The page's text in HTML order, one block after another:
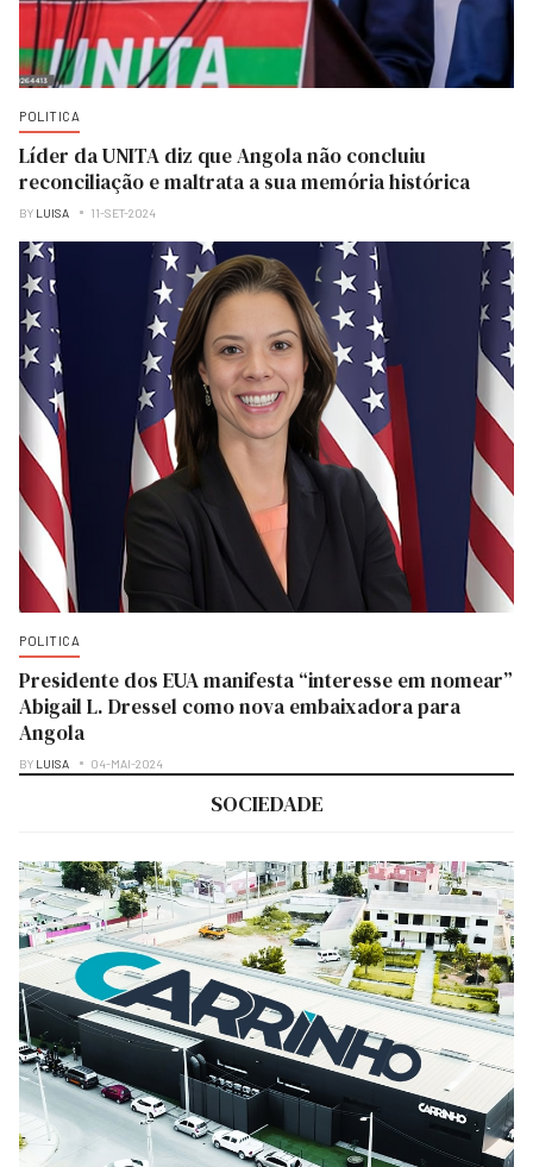
POLITICA
Líder da UNITA diz que Angola não concluiu
reconciliação e maltrata a sua memória histórica
BY LUISA 11-SET-2024
POLITICA
Presidente dos EUA manifesta “interesse em nomear”
Abigail L. Dressel como nova embaixadora para
Angola
BY LUISA 04-MAI-2024
SOCIEDADE